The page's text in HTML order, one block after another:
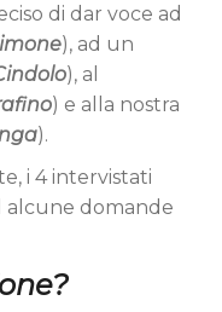
di dar voce ad
), ad un
), al
) e alla nostra
).
i 4 intervistati
alcune domande